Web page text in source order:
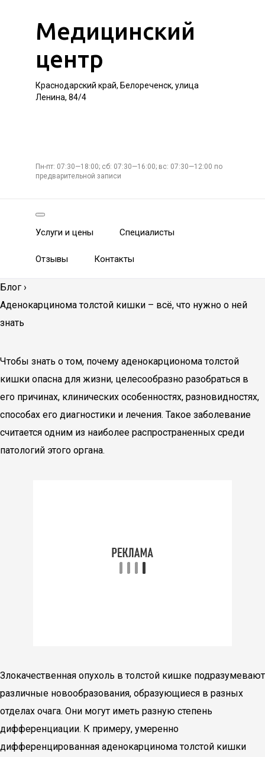
Медицинский
центр
Краснодарский край, Белореченск, улица
Ленина, 84/4
Пн-пт: 07:30—18:00; сб: 07:30—16:00; вс: 07:30—12:00 по
предварительной записи
Услуги и цены Специалисты
Отзывы Контакты
Блог ›
Аденокарцинома толстой кишки – всё, что нужно о ней
знать
Чтобы знать о том, почему аденокарционома толстой
кишки опасна для жизни, целесообразно разобраться в
его причинах, клинических особенностях, разновидностях,
способах его диагностики и лечения. Такое заболевание
считается одним из наиболее распространенных среди
патологий этого органа.
Злокачественная опухоль в толстой кишке подразумевают
различные новообразования, образующиеся в разных
отделах очага. Они могут иметь разную степень
дифференциации. К примеру, умеренно
дифференцированная аденокарцинома толстой кишки